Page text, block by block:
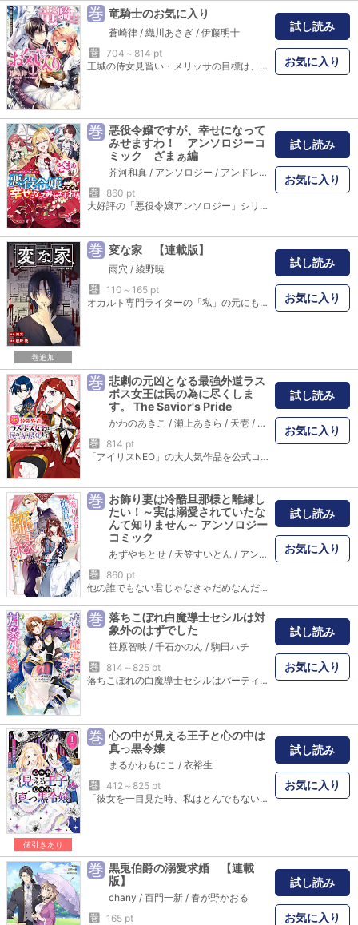
巻 竜騎士のお気に入り
蒼崎律 / 織川あさぎ / 伊藤明十
巻
704～814 pt
王城の侍女見習い・メリッサの目標は、憧れの竜騎士隊長ヒューバードと大好きな竜達の傍で、正式な侍女として働くこと。ところが突然、隊長が退役して城を離れることになったと知ってしまい――!? 一迅社文庫アイリスの大人気作がついにコミックス化！ 堅物騎士と竜好き侍女のラブファンタジー!!
試し読み
お気に入り
巻 悪役令嬢ですが、幸せになって
みせますわ！ アンソロジーコ
ミック ざまぁ編
芥河和真 / アンソロジー / アンドレイ / いなる/ 木月橘 /
巻
860 pt
大好評の「悪役令嬢アンソロジー」シリーズより、スカッと爽快な逆転ストーリーを集めた「ざまぁ編」が登場!! 婚約破棄、断罪イベント、溺愛、逆行、下克上、追放……などなど自業自得のざまぁ読み切り5本収録!! 小説家になろう原作を中心とした、悪役令嬢の魅力満載コミックアンソロジー♪ ALLハッピーエンドです！ ＜カバーイラスト＞まろ ＜収録作品＞「居眠り姫は賭けをする」漫画：湯本みこ 原作：アンドレイ/「私の愛しい人」漫画：にむ 原作：りったん/「冷血悪女による無垢な王子の利用法」千秋りえ/「第二王子と一緒にやり直していくお話」さり/「いいですか？そもそも政略とはですね。」漫画：ゆずき暎 原作：ユウキ
試し読み
お気に入り
巻追加
巻 変な家 【連載版】
雨穴 / 綾野暁
巻
110～165 pt
オカルト専門ライターの「私」の元にもたらされた、とある家の間取り図。一見ごく普通の一戸建て住宅だが、知人の設計士・栗原に意見を求めると、彼は「この家には変なところがある」と話し始めた……。この間取り図には、何かが隠されている…。話題の不動産ミステリー、待望のコミカライズ!! 【本商品は単話コンテンツとなります。単行本版と収録内容が異なる場合がございます。漫画内の告知等は過去のものとなりますので、ご注意ください。】（※本作は、書籍『変な家』（飛鳥新社刊）をコミカライズした作品です）
試し読み
お気に入り
巻 悲劇の元凶となる最強外道ラス
ボス女王は民の為に尽くしま
す。 The Savior's Pride
かわのあきこ / 瀬上あきら / 天壱 / 鈴ノ助
巻
814 pt
「アイリスNEO」の大人気作品を公式コミカライズ！『悲劇の元凶となる最強外道ラスボス女王は民の為に尽くします。』コミカライズ、新章【婚約者編】がスタートの第1巻！！【STORY】十六歳の誕生祭を目前とするプライドは、同盟共同政策・学校制度の公表準備に明け暮れ大切なことを忘れていた。『成人となる誕生祭で王族の女性は、婚約者を女王から伝えられる。』誕生祭でプライドの婚約者として発表されたのは、アネモネ王国の第一王子レオンだった。そして彼がゲームの攻略対象者だということも思い出して…！？
試し読み
お気に入り
巻 お飾り妻は冷酷旦那様と離縁し
たい！～実は溺愛されていたな
んて知りません～ アンソロジー
コミック
あずやちとせ / 天笠すいとん / アンソロジー /杏ばた/
巻
860 pt
他の誰でもない君じゃなきゃだめなんだ 「小説家になろう」の大人気短編をコミカライズ&オリジナル読切で贈る、契約結婚から始まる純愛ストーリー♡｛収録作品｝カバーイラスト：笹原亜美 「旦那さま、冷たいあなたも素敵だけれど、さすがに疲れてしまいました。離婚して出て行ってもいいかしら？」漫画：柑奈まち 原作：石河翠 他の女性を慕っているはずの旦那様に離婚を申し出たら、なぜか「離婚する気はない」と一蹴されて――!? 「離縁予定の奥様は夜行性旦那様のお役に立ちたい」漫画：鱧永あるひ 原作：岬かおる 「亡霊」と呼ばれる令嬢は、離縁するまでの3年間で旦那様の役に立とうと奮闘するが――!? 「愛のない仮面夫婦だと思っていたのに、旦那様の心の声が甘くて戸惑っています」漫画：直山 冷めきった夫婦関係に嫌気がさしていたら、妖精のイタズラで旦那様の意外すぎる心の声が聴こえてきて!? 「姉の身代わりで冷酷な若公爵様に嫁ぐことになりましたが、初夜にも来ない彼なのに「このままでは妻に嫌われる……」と私に語りかけてきます。」漫画：うゆな 原作：夏みのる 異形術が使える令嬢がネズミの姿で行動中、「冷酷な獣」と呼ばれる旦那様に見つかってしまい――!? 「期限が切れたので契約結婚は終わりにしましょう」漫画：保志あかり 原作：結城暁 「僕を絶対好きにならないでくれ」と言っていたはずの旦那様が離婚しないでほしいと懇願してきて!?
試し読み
お気に入り
巻 落ちこぼれ白魔導士セシルは対
象外のはずでした
笹原智映 / 千石かのん / 駒田ハチ
巻
814～825 pt
落ちこぼれの白魔導士セシルはパーティーの最中、社交界人気ナンバーワンの第一聖騎士隊隊長オズワルドにお手製の解毒薬をぶっかけてしまう。その理由は、彼から強烈な邪気が放たれていたから。不機嫌なオズワルドに彼の屋敷まで拉致され「貞操の危機!?」と焦るセシルだが、「お前は趣味じゃない」と一蹴される。どうやら彼の目的は、以前受けた呪いに初めて効果があったというセシルの薬のようで――!?オズワルドから正式に治療の依頼を受けたセシルは、功績を残すチャンス！と引き受けることにするが……。呪いを受けた聖騎士と落ちこぼれ白魔導士のラブコメディ第1巻♪
試し読み
お気に入り
値引きあり
巻 心の中が見える王子と心の中は
真っ黒令嬢
まるかわもにこ / 衣裕生
巻
412～825 pt
「彼女を一目見た時、私はとんでもない勘違いをしてしまったのだ――」人の心が読めるスカルバ王国第１王子のレナートは、“幻の姫”と呼ばれる侯爵令嬢のルクレツィアに出会う。ルクレツィアからの挨拶に舞い上がっていたレナートだが、彼が聞いた彼女の心の声は、目の前の美女が言っているとは到底思えない言葉であった…。誰にも言えない秘密がある2人の焦れキュンラブコメストーリーが始まる――。
試し読み
お気に入り
巻 黒兎伯爵の溺愛求婚 【連載
版】
chany / 百門一新 / 春が野かおる
巻
165 pt
試し読み
お気に入り